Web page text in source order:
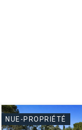
NUE-PROPRIÉTÉ